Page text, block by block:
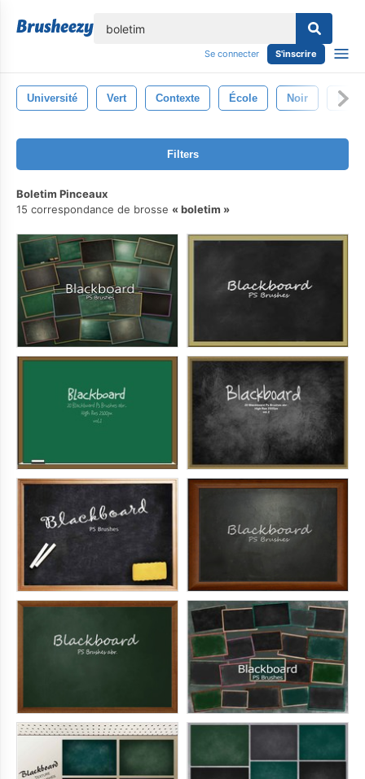
Se connecter S'inscrire
Université Vert Contexte École Noir
Filters
Boletim Pinceaux
15 correspondance de brosse
boletim